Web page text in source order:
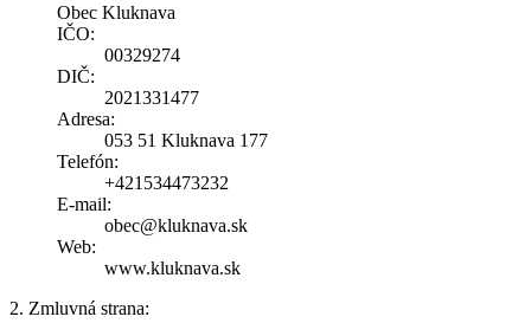
Obec Kluknava
IČO:
00329274
DIČ:
2021331477
Adresa:
053 51 Kluknava 177
Telefón:
+421534473232
E-mail:
obec@kluknava.sk
Web:
www.kluknava.sk
2. Zmluvná strana: